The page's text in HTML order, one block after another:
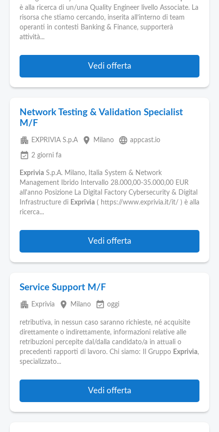
è alla ricerca di un/una Quality Engineer livello Associate. La
risorsa che stiamo cercando, inserita all’interno di team
operanti in contesti Banking & Finance, supporterà
attività...
Vedi offerta
Network Testing & Validation Specialist
M/F
apartment EXPRIVIA S.p.A place Milano language appcast.io
event_available 2 giorni fa
Exprivia S.p.A. Milano, Italia System & Network
Management Ibrido Intervallo 28.000,00-35.000,00 EUR
all'anno Posizione La Digital Factory Cybersecurity & Digital
Infrastructure di Exprivia ( https://www.exprivia.it/it/ ) è alla
ricerca...
Vedi offerta
Service Support M/F
apartment Exprivia place Milano event_available oggi
retributiva, in nessun caso saranno richieste, né acquisite
direttamente o indirettamente, informazioni relative alle
retribuzioni percepite dal/dalla candidato/a in attuali o
precedenti rapporti di lavoro. Chi siamo: Il Gruppo Exprivia,
specializzato...
Vedi offerta